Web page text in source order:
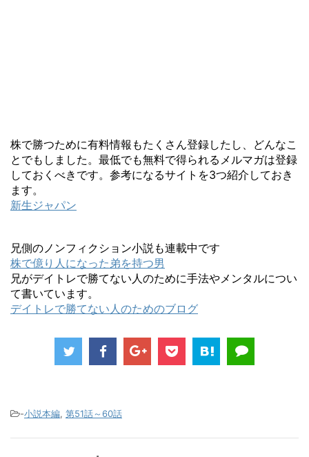
株で勝つために有料情報もたくさん登録したし、どんなこ
とでもしました。最低でも無料で得られるメルマガは登録
しておくべきです。参考になるサイトを3つ紹介しておき
ます。
新生ジャパン
兄側のノンフィクション小説も連載中です
株で億り人になった弟を持つ男
兄がデイトレで勝てない人のために手法やメンタルについ
て書いています。
デイトレで勝てない人のためのブログ
-小説本編, 第51話～60話